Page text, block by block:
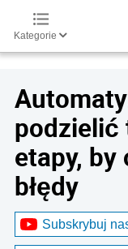
Kategorie
podzielić
etapy,
błędy
Subskrybuj